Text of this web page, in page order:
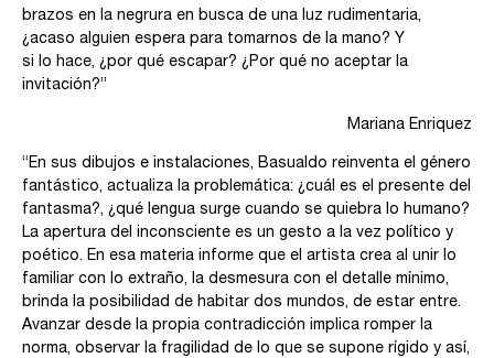
brazos en la negrura en busca de una luz rudimentaria,
¿acaso alguien espera para tomarnos de la mano? Y
si lo hace, ¿por qué escapar? ¿Por qué no aceptar la
invitación?”
Mariana Enriquez
“En sus dibujos e instalaciones, Basualdo reinventa el género
fantástico, actualiza la problemática: ¿cuál es el presente del
fantasma?, ¿qué lengua surge cuando se quiebra lo humano?
La apertura del inconsciente es un gesto a la vez político y
poético. En esa materia informe que el artista crea al unir lo
familiar con lo extraño, la desmesura con el detalle mínimo,
brinda la posibilidad de habitar dos mundos, de estar entre.
Avanzar desde la propia contradicción implica romper la
norma, observar la fragilidad de lo que se supone rígido y así,